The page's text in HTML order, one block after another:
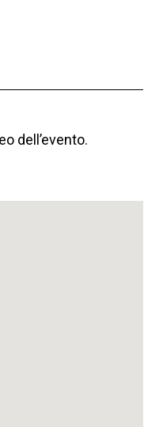
dell’evento.